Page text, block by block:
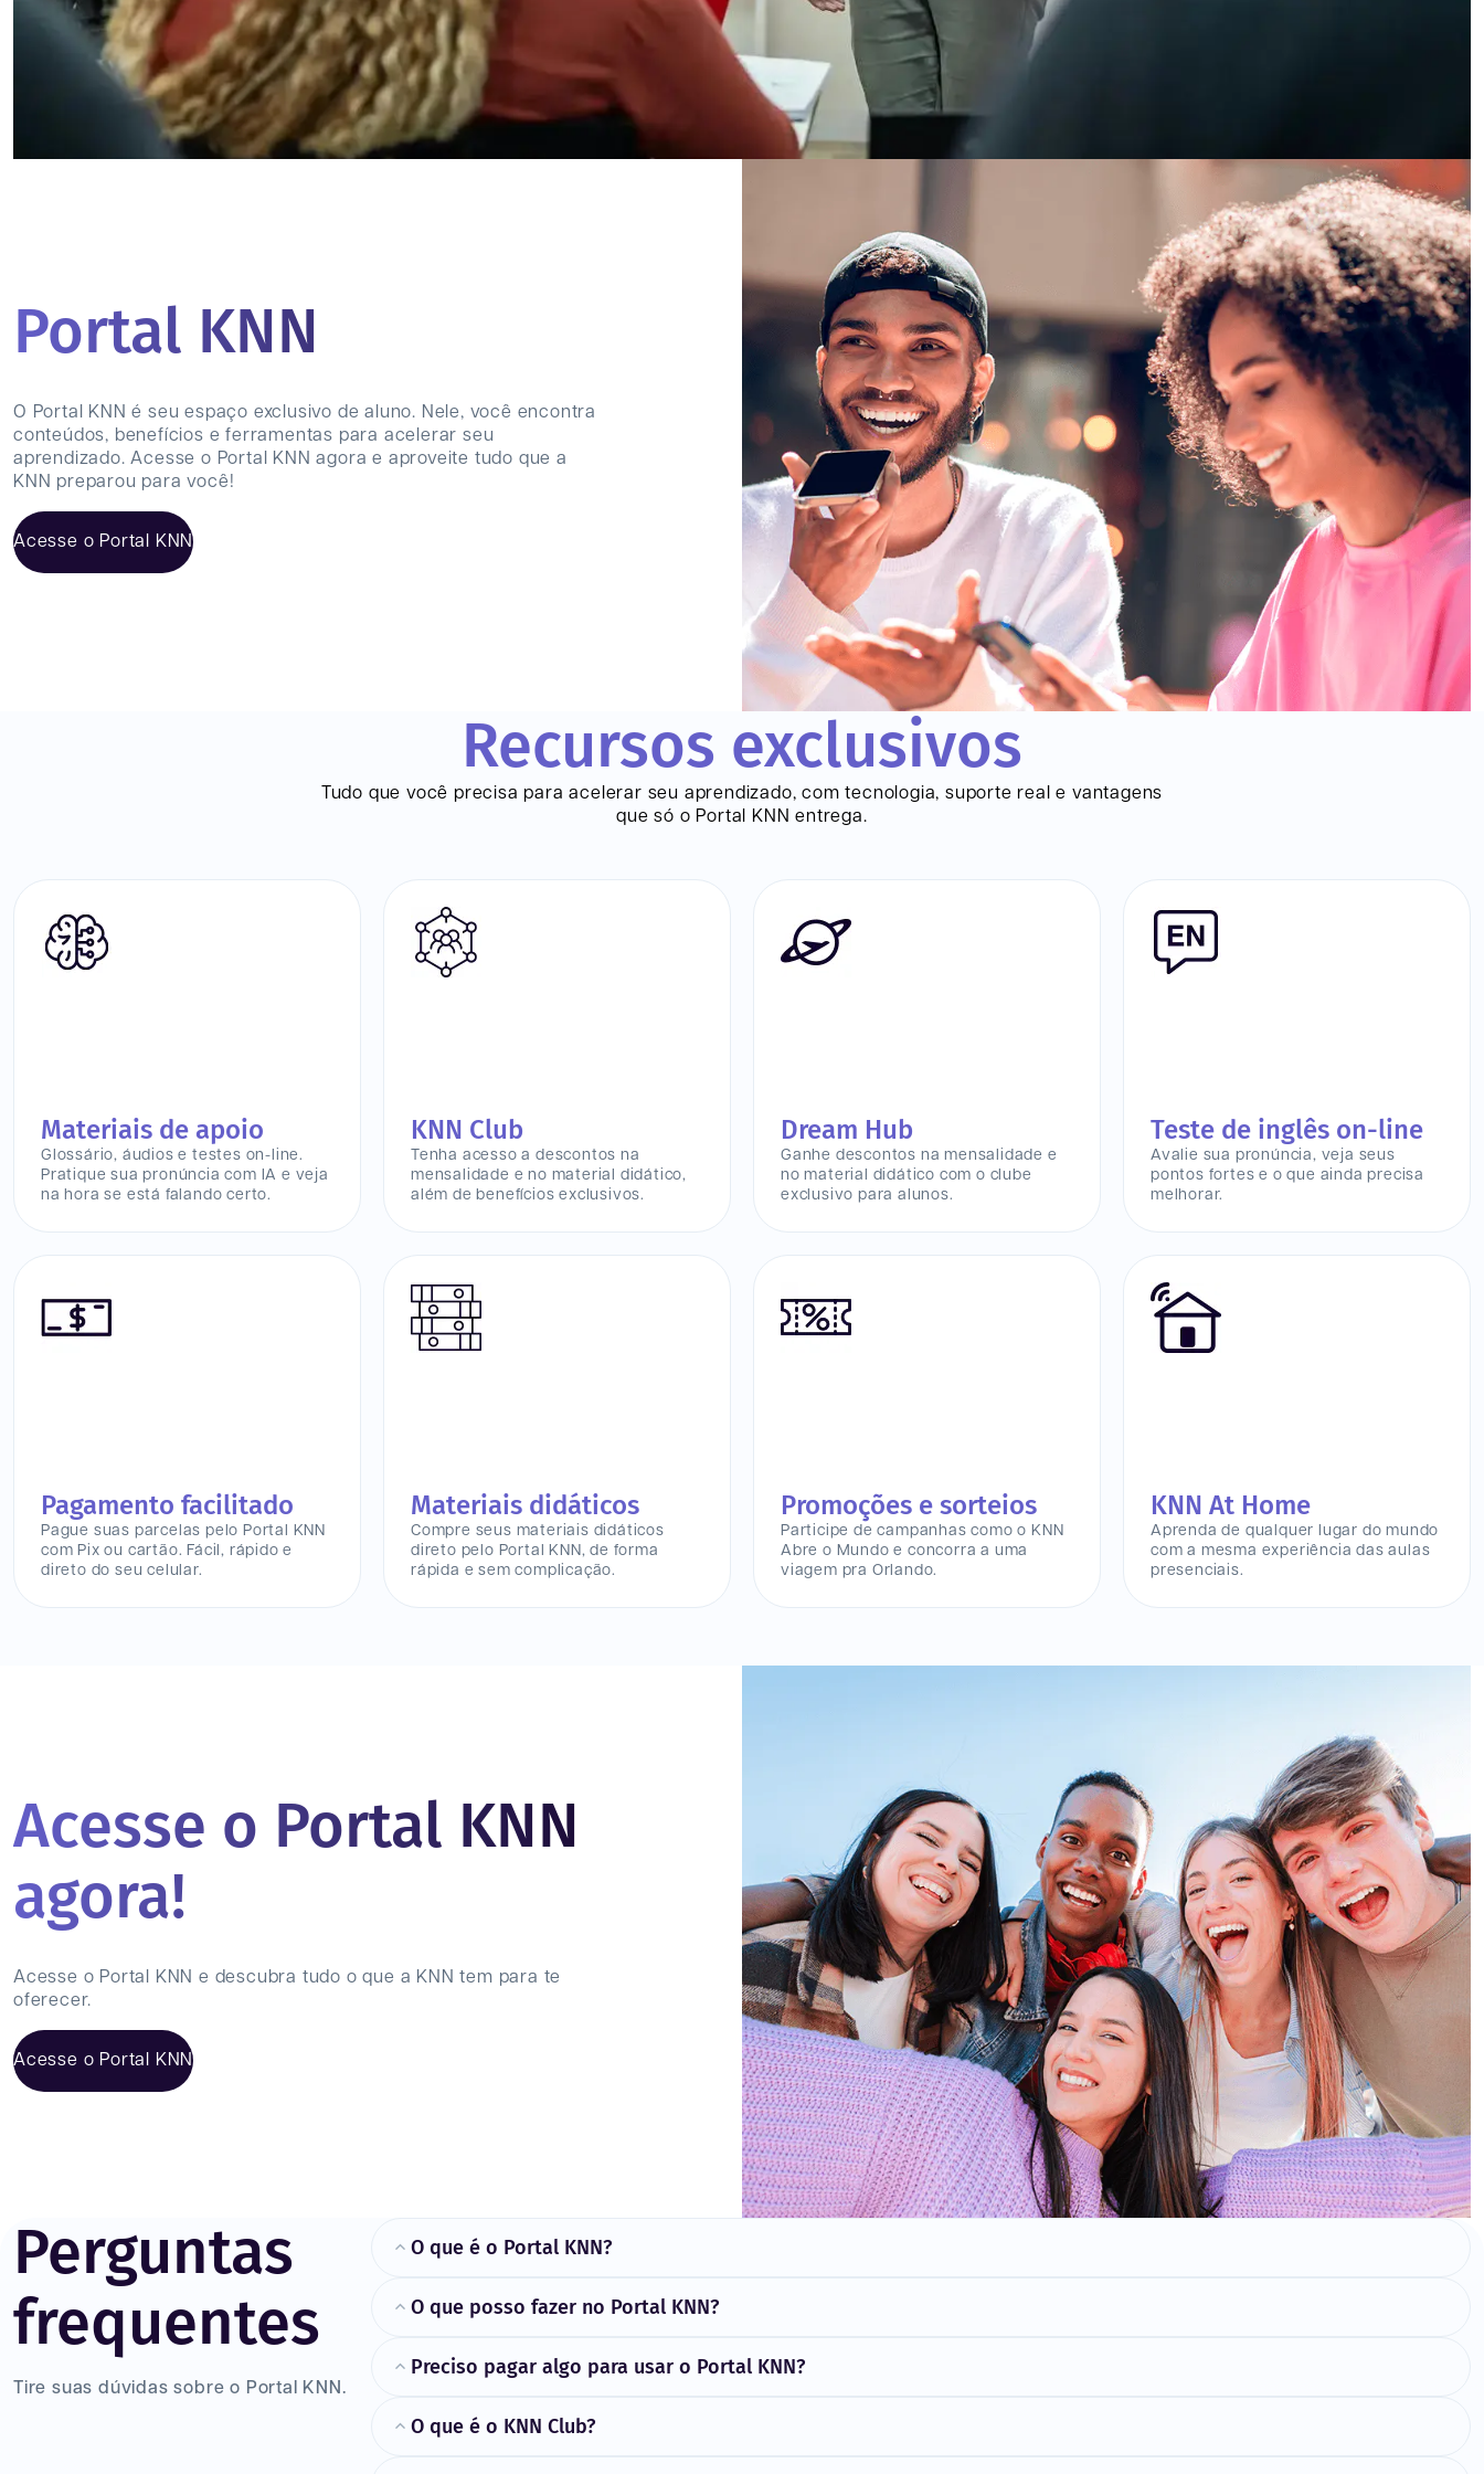
Portal KNN
O Portal KNN é seu espaço exclusivo de aluno. Nele, você encontra
conteúdos, benefícios e ferramentas para acelerar seu
aprendizado. Acesse o Portal KNN agora e aproveite tudo que a
KNN preparou para você!
Acesse o Portal KNN
Recursos exclusivos
Tudo que você precisa para acelerar seu aprendizado, com tecnologia, suporte real e vantagens
que só o Portal KNN entrega.
Materiais de apoio
Glossário, áudios e testes on-line.
Pratique sua pronúncia com IA e veja
na hora se está falando certo.
KNN Club
Tenha acesso a descontos na
mensalidade e no material didático,
além de benefícios exclusivos.
Dream Hub
Ganhe descontos na mensalidade e
no material didático com o clube
exclusivo para alunos.
Teste de inglês on-line
Avalie sua pronúncia, veja seus
pontos fortes e o que ainda precisa
melhorar.
Pagamento facilitado
Pague suas parcelas pelo Portal KNN
com Pix ou cartão. Fácil, rápido e
direto do seu celular.
Materiais didáticos
Compre seus materiais didáticos
direto pelo Portal KNN, de forma
rápida e sem complicação.
Promoções e sorteios
Participe de campanhas como o KNN
Abre o Mundo e concorra a uma
viagem pra Orlando.
KNN At Home
Aprenda de qualquer lugar do mundo
com a mesma experiência das aulas
presenciais.
Acesse o Portal KNN
agora!
Acesse o Portal KNN e descubra tudo o que a KNN tem para te
oferecer.
Acesse o Portal KNN
Perguntas
frequentes
Tire suas dúvidas sobre o Portal KNN.
O que é o Portal KNN?
O que posso fazer no Portal KNN?
Preciso pagar algo para usar o Portal KNN?
O que é o KNN Club?